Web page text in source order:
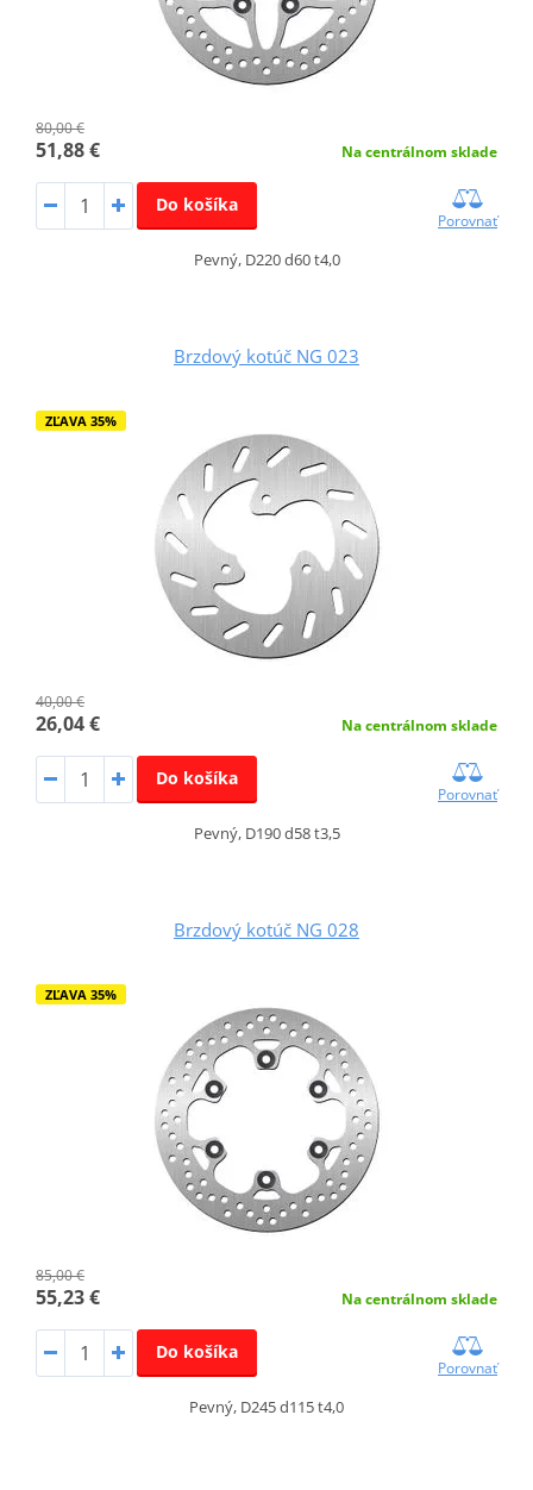
80,00 €
51,88 € Na centrálnom sklade
Do košíka
Porovnať
Pevný, D220 d60 t4,0
Brzdový kotúč NG 023
ZĽAVA 35%
40,00 €
26,04 € Na centrálnom sklade
Do košíka
Porovnať
Pevný, D190 d58 t3,5
Brzdový kotúč NG 028
ZĽAVA 35%
85,00 €
55,23 € Na centrálnom sklade
Do košíka
Porovnať
Pevný, D245 d115 t4,0